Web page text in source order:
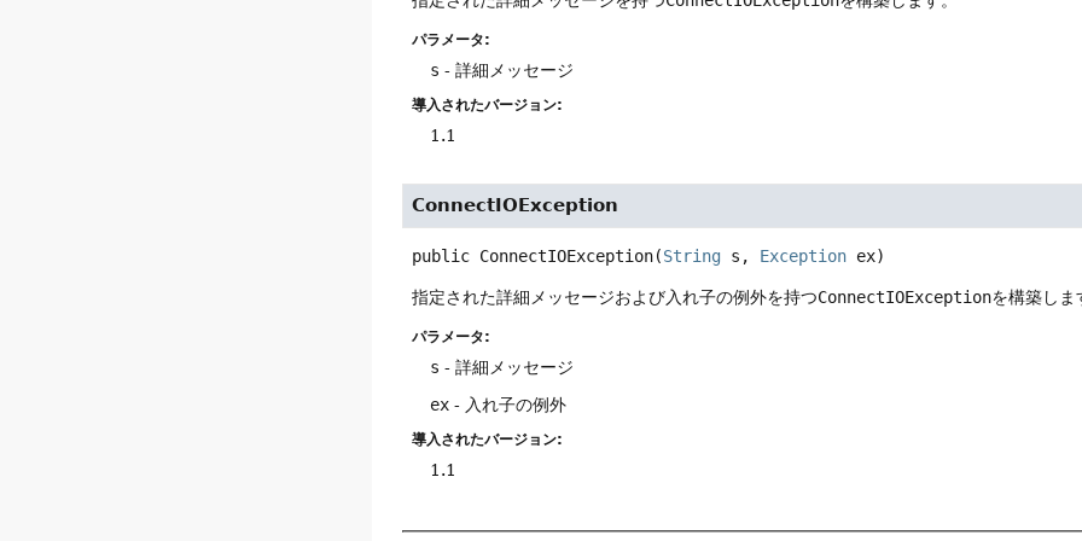
パラメータ:
s - 詳細メッセージ
導入されたバージョン:
1.1
ConnectIOException
public ConnectIOException(String s, Exception ex)
指定された詳細メッセージおよび入れ子の例外を持つConnectIOExceptionを構築しま
パラメータ:
s - 詳細メッセージ
ex - 入れ子の例外
導入されたバージョン:
1.1